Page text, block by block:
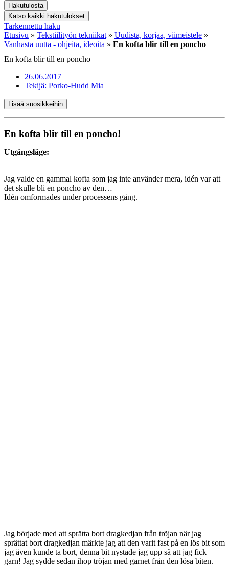
Hakutulosta
Katso kaikki hakutulokset
Tarkennettu haku
Etusivu » Tekstiilityön tekniikat » Uudista, korjaa, viimeistele »
Vanhasta uutta - ohjeita, ideoita » En kofta blir till en poncho
En kofta blir till en poncho
26.06.2017
Tekijä: Porko-Hudd Mia
Lisää suosikkeihin
En kofta blir till en poncho!
Utgångsläge:
Jag valde en gammal kofta som jag inte använder mera, idén var att
det skulle bli en poncho av den…
Idén omformades under processens gång.
Jag började med att sprätta bort dragkedjan från tröjan när jag
sprättat bort dragkedjan märkte jag att den varit fast på en lös bit som
jag även kunde ta bort, denna bit nystade jag upp så att jag fick
garn! Jag sydde sedan ihop tröjan med garnet från den lösa biten.